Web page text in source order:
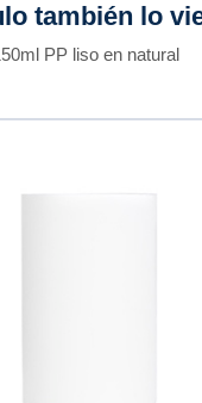
también lo
PP liso en natural